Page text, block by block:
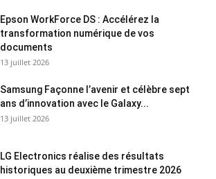
Epson WorkForce DS : Accélérez la
transformation numérique de vos
documents
13 juillet 2026
Samsung Façonne l’avenir et célèbre sept
ans d’innovation avec le Galaxy...
13 juillet 2026
LG Electronics réalise des résultats
historiques au deuxième trimestre 2026